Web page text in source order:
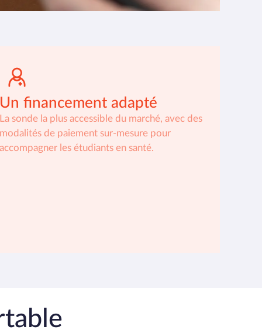
financement adapté
sonde la plus accessible du marché, avec des
de paiement sur-mesure pour
les étudiants en santé.